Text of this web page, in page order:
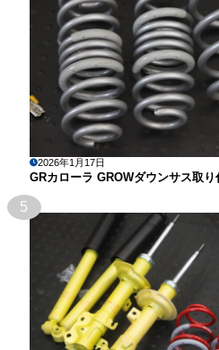
2026年1月17日
GRカローラ GROWダウンサス取
5